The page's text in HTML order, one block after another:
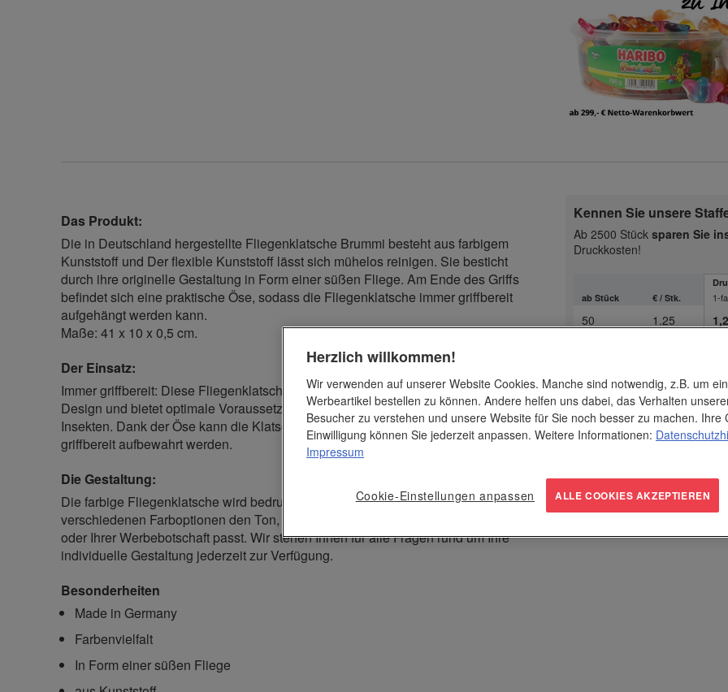
Das Produkt:
Die in Deutschland hergestellte Fliegenklatsche Brummi besteht aus farbigem
Kunststoff und Der flexible Kunststoff lässt sich mühelos reinigen. Sie besticht
durch ihre originelle Gestaltung in Form einer süßen Fliege. Am Ende des Griffs
befindet sich eine praktische Öse, sodass die Fliegenklatsche immer griffbereit
aufgehängt werden kann.
Maße: 41 x 10 x 0,5 cm.
Der Einsatz:
Immer griffbereit: Diese Fliegenklatsche ist ein nützliches Tool mit niedlichem
Design und bietet optimale Voraussetzungen zur effizienten Bekämpfung lästiger
Insekten. Dank der Öse kann die Klatsche bequem aufgehängt und jederzeit
griffbereit aufbewahrt werden.
Die Gestaltung:
Die farbige Fliegenklatsche wird bedruckt mit Ihrem Logo. Wählen Sie aus
verschiedenen Farboptionen den Ton, der am besten zu Ihrem Unternehmen
oder Ihrer Werbebotschaft passt. Wir stehen Ihnen für alle Fragen rund um Ihre
individuelle Gestaltung jederzeit zur Verfügung.
Besonderheiten
Made in Germany
Farbenvielfalt
In Form einer süßen Fliege
Kennen Sie unsere
Ab 2500 Stück sparen Sie
Druckkosten!
ab Stück
€ / Stk. 1-
50 1.25
300
1.05
500
0.95
1000
0.85
Herzlich willkommen!
Wir verwenden auf unserer Website Cookies. Manche sind notwendig, z.B. um
Werbeartikel bestellen zu können. Andere helfen uns dabei, das Verhalten
Besucher zu verstehen und unsere Website für Sie noch besser zu machen. Ihre
Einwilligung können Sie jederzeit anpassen. Weitere Informationen:
Impressum
Cookie-Einstellungen anpassen ALLE COOKIES AKZEPTIEREN